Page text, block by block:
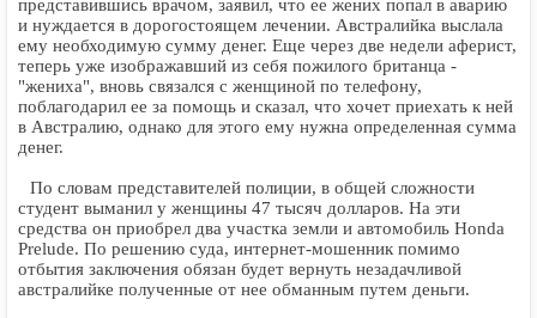
представившись врачом, заявил, что ее жених попал в аварию
и нуждается в дорогостоящем лечении. Австралийка выслала
ему необходимую сумму денег. Еще через две недели аферист,
теперь уже изображавший из себя пожилого британца -
"жениха", вновь связался с женщиной по телефону,
поблагодарил ее за помощь и сказал, что хочет приехать к ней
в Австралию, однако для этого ему нужна определенная сумма
денег.
По словам представителей полиции, в общей сложности
студент выманил у женщины 47 тысяч долларов. На эти
средства он приобрел два участка земли и автомобиль Honda
Prelude. По решению суда, интернет-мошенник помимо
отбытия заключения обязан будет вернуть незадачливой
австралийке полученные от нее обманным путем деньги.